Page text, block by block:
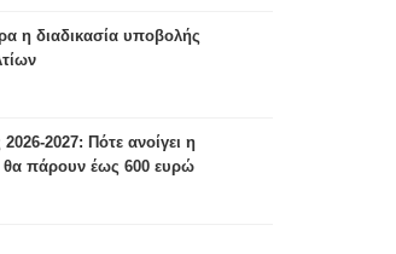
η διαδικασία υποβολής
2027: Πότε ανοίγει η
θα πάρουν έως 600 ευρώ